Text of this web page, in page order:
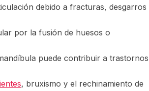
debido a fracturas, desgarros
por la fusión de huesos o
puede contribuir a trastornos
, bruxismo y el rechinamiento de